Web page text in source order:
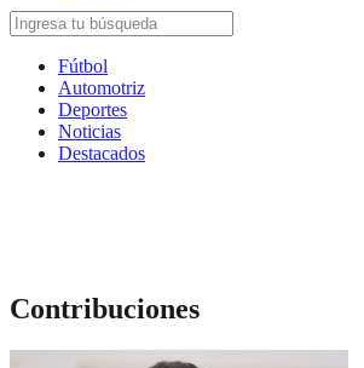
Fútbol
Automotriz
Deportes
Noticias
Destacados
Contribuciones